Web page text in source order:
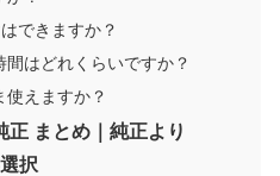
できますか？
はどれくらいですか？
えますか？
正 まとめ｜純正より
択